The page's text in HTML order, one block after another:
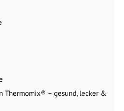
Thermomix® – gesund, lecker &